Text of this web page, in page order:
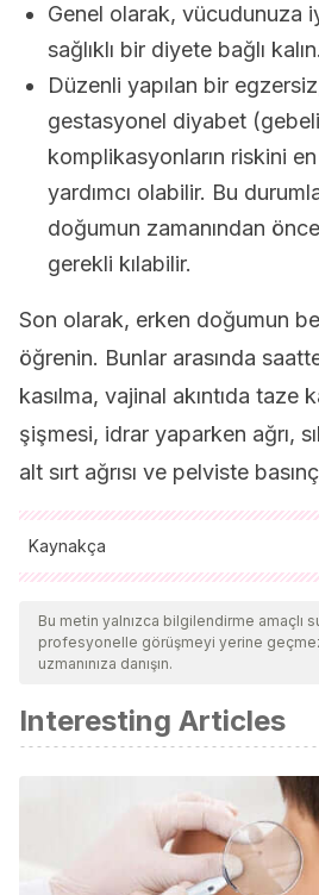
Genel olarak, vücudunuza
sağlıklı bir diyete bağlı kalın.
Düzenli yapılan bir
gestasyonel diyabet
komplikasyonların riskini
yardımcı olabilir. Bu
doğumun zamanından
gerekli kılabilir.
Son olarak, erken doğumun
öğrenin. Bunlar arasında
kasılma, vajinal akıntıda taze
şişmesi, idrar yaparken ağrı,
alt sırt ağrısı ve pelviste
Kaynakça
Tüm alıntı yapılan kaynaklar,
güncelliklerini ve geçerliliklerini
tarafından derinlemesine incelendi.
kabul edildi.
Castaigne, V., Picone, O., &
EMC – Ginecología-
https://doi.org/10.1016/s1283-
Ochoa, A., & Pérez Dettoma, J.
parto prematuro: Rotura prematura
Bu metin yalnızca bilgilendirme amaçlı
profesyonelle görüşmeyi yerine
uzmanınıza danışın.
Interesting Articles